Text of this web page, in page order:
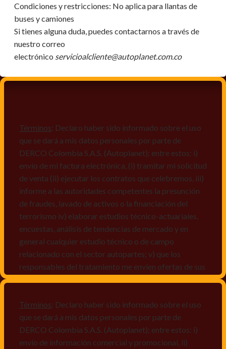
Condiciones y restricciones: No aplica para llantas de
buses y camiones
Si tienes alguna duda, puedes contactarnos a través de
nuestro correo
electrónico servicioalcliente@autoplanet.com.co
Términos: Declaro haber sido informado sobre el uso
que se dará a mis datos personales por parte de
DERCO Colombia S.A.S. (Autoplanet); entre estos: i)
envío de mi factura electrónica, (i) tramitar mi solicitud
de venta (ii) ejecutar los contratos que celebremos, iii)
informe a las autoridades competentes la presunción
de fraudes, lavado de activos o la financiación del
terrorismo iv) elaborar estudios técnico-actuariales,
encuestas, análisis de tendencias de mercado y en
general cualquier estudio técnico o de campo
relacionado con el sector autopartes; v) que los
responsables del tratamiento me envíen ofertas de sus
mismos, vi) crear bases de datos de acuerdo a las
características y perfiles de los titulares de Datos
Personales, v) encuestas de satisfacción, vi) reportes
recall.
Términos: Declaro haber sido informado sobre el uso
que se dará a mis datos personales por parte de
DERCO Colombia S.A.S. (Autoplanet); entre estos: i)
envío de información comercial y promocional, ii)